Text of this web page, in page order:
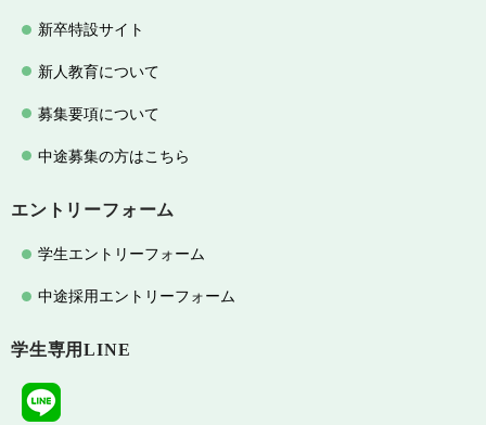
新卒特設サイト
新人教育について
募集要項について
中途募集の方はこちら
エントリーフォーム
学生エントリーフォーム
中途採用エントリーフォーム
学生専用LINE